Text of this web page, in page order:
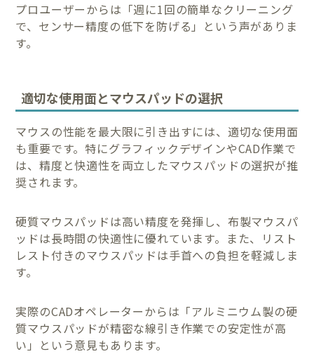
プロユーザーからは「週に1回の簡単なクリーニング
で、センサー精度の低下を防げる」という声がありま
す。
適切な使用面とマウスパッドの選択
マウスの性能を最大限に引き出すには、適切な使用面
も重要です。特にグラフィックデザインやCAD作業で
は、精度と快適性を両立したマウスパッドの選択が推
奨されます。
硬質マウスパッドは高い精度を発揮し、布製マウスパ
ッドは長時間の快適性に優れています。また、リスト
レスト付きのマウスパッドは手首への負担を軽減しま
す。
実際のCADオペレーターからは「アルミニウム製の硬
質マウスパッドが精密な線引き作業での安定性が高
い」という意見もあります。